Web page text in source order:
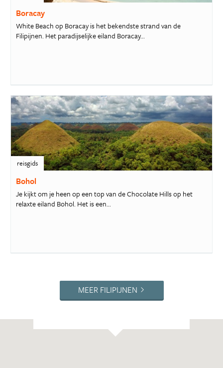
Boracay
White Beach op Boracay is het bekendste strand van de
Filipijnen. Het paradijselijke eiland Boracay...
reisgids
Bohol
Je kijkt om je heen op een top van de Chocolate Hills op het
relaxte eiland Bohol. Het is een...
MEER FILIPIJNEN